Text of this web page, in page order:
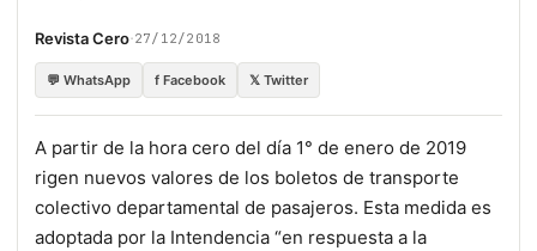
Revista Cero·27/12/2018
💬 WhatsApp f Facebook 𝕏 Twitter
A partir de la hora cero del día 1° de enero de 2019
rigen nuevos valores de los boletos de transporte
colectivo departamental de pasajeros. Esta medida es
adoptada por la Intendencia “en respuesta a la